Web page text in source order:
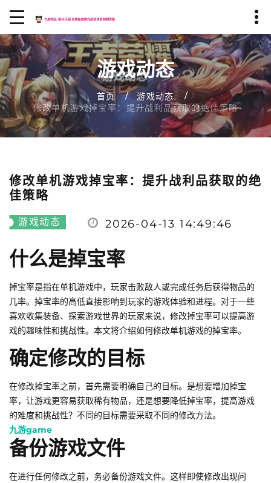
游戏动态
首页
游戏动态
修改单机游戏掉宝率：提升战利品获取的绝佳策略
修改单机游戏掉宝率：提升战利品获取的绝
佳策略
游戏动态 2026-04-13 14:49:46
什么是掉宝率
掉宝率是指在单机游戏中，玩家击败敌人或完成任务后获得物品的
几率。掉宝率的高低直接影响到玩家的游戏体验和进程。对于一些
喜欢收集装备、探索游戏世界的玩家来说，修改掉宝率可以提高游
戏的趣味性和挑战性。本文将介绍如何修改单机游戏的掉宝率。
确定修改的目标
在修改掉宝率之前，首先需要明确自己的目标。是想要增加掉宝
率，让游戏更容易获取稀有物品，还是想要降低掉宝率，提高游戏
的难度和挑战性？不同的目标需要采取不同的修改方法。
九游game
备份游戏文件
在进行任何修改之前，务必备份游戏文件。这样即使修改出现问